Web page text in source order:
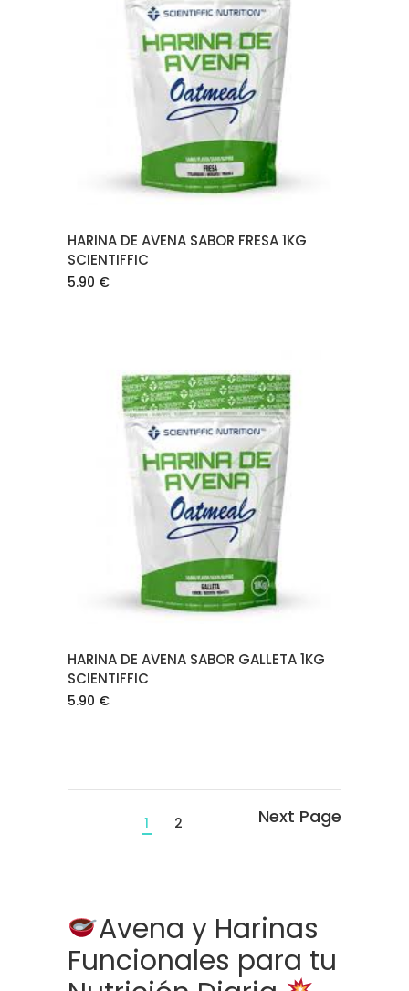
AÑADIR AL CARRITO
HARINA DE AVENA SABOR FRESA 1KG
SCIENTIFFIC
5.90 €
AÑADIR AL CARRITO
HARINA DE AVENA SABOR GALLETA 1KG
SCIENTIFFIC
5.90 €
1 2
Avena y Harinas
Funcionales para tu